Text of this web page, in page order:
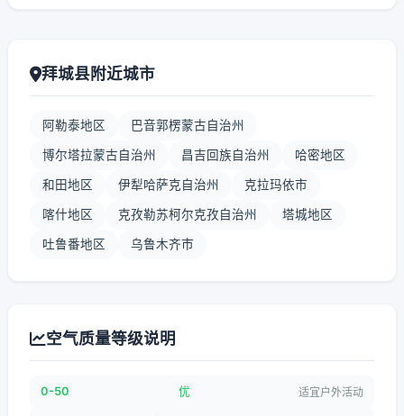
拜城县附近城市
阿勒泰地区 巴音郭楞蒙古自治州
博尔塔拉蒙古自治州 昌吉回族自治州 哈密地区
和田地区 伊犁哈萨克自治州 克拉玛依市
喀什地区 克孜勒苏柯尔克孜自治州 塔城地区
吐鲁番地区 乌鲁木齐市
空气质量等级说明
0-50 优 适宜户外活动